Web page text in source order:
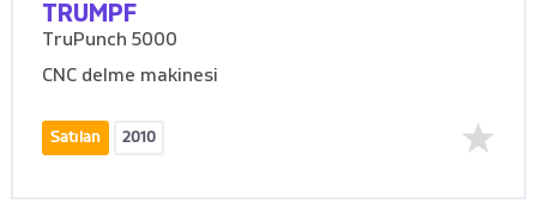
TRUMPF
TruPunch 5000
CNC delme makinesi
Satılan 2010